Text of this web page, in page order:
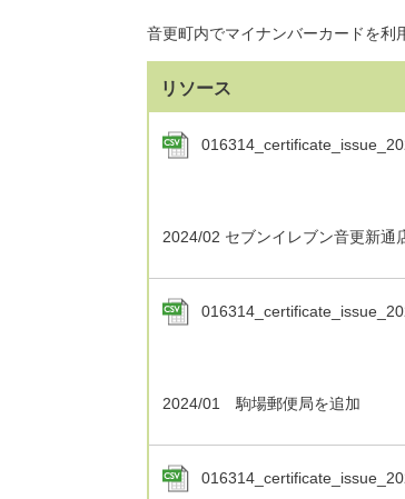
音更町内でマイナンバーカードを利
リソース
2024/02 セブンイレブン音更新通
2024/01 駒場郵便局を追加